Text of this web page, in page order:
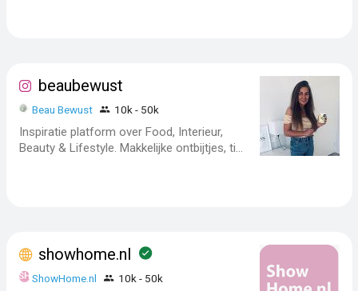
beaubewust
Beau Bewust 10k - 50k
Inspiratie platform over Food, Interieur,
Beauty & Lifestyle. Makkelijke ontbijtjes, ti...
showhome.nl
ShowHome.nl 10k - 50k